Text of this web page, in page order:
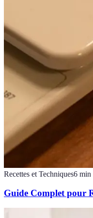
Recettes et Techniques6 min
Guide Complet pour